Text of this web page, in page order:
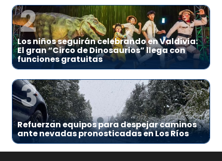
2
Los niños seguirán celebrando en Valdivia:
El gran “Circo de Dinosaurios” llega con
funciones gratuitas
3
Refuerzan equipos para despejar caminos
ante nevadas pronosticadas en Los Ríos